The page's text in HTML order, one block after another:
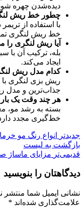
دیده‌شدن چهره
چطور خط ریش
با استفاده از
خط ریش لنگری
آیا ریش لنگری را
بله، ترکیب آن با
ایجاد می‌کند.
کدام مدل ریش
ریش بزی لنگری
جذاب‌ترین و مدل
هر چند وقت یک‌ بار
خط‌گیری مجدد
جدیدتر
انواع رنگ مو
بازگشت به لیست
قدیمی‌تر مزایای ماساژ
دیدگاهتان را بنویسید
نشانی ایمیل شما منتشر
علامت‌گذاری شده‌اند *